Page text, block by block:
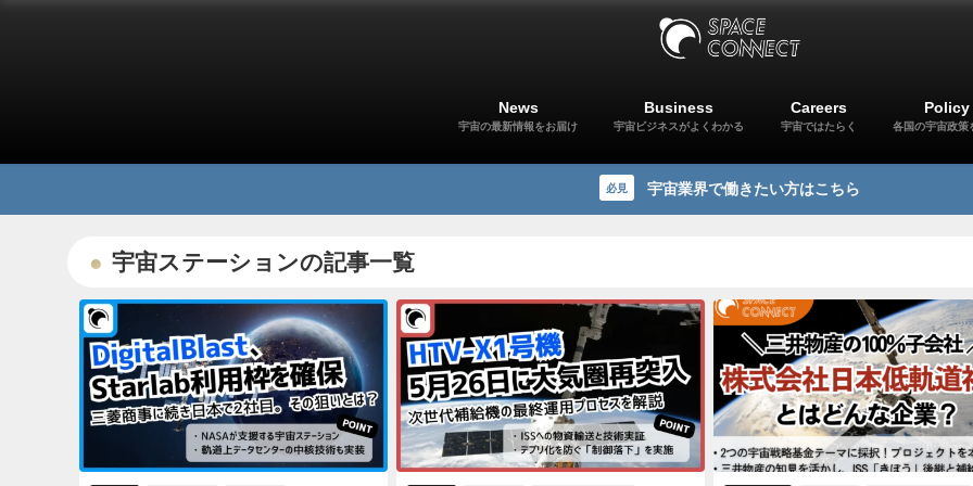
News
宇宙の最新情報をお届け
Business
宇宙ビジネスがよくわかる
Careers
宇宙ではたらく
Policy
各国の宇宙政策
必見 宇宙業界で働きたい方はこちら
宇宙ステーションの記事一覧